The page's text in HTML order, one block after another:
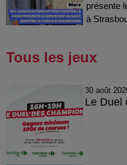
présente
à
Tous les jeux
30 août
Le Duel